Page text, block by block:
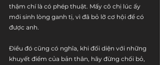
thậm chí là có phép thuật. Mấy cô chị lúc ấy
mới sinh lòng ganh tị, vì đã bỏ lỡ cơ hội để có
được anh.
Điều đó cũng có nghĩa, khi đối diện với những
khuyết điểm của bản thân, hãy đừng chối bỏ,